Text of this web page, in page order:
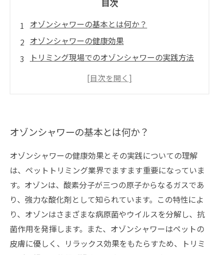
目次
オゾンシャワーの基本とは何か？
オゾンシャワーの健康効果
トリミング現場でのオゾンシャワーの実践方法
未来への展望：オゾンシャワーのさらなる可能
オゾンシャワーの基本とは何か？
オゾンシャワーの健康効果とその実践についての理解
は、ペットトリミング業界でますます重要になっていま
す。オゾンは、酸素分子が三つの原子からなるガスであ
り、強力な酸化剤として知られています。この特性によ
り、オゾンはさまざまな病原菌やウイルスを分解し、抗
菌作用を発揮します。また、オゾンシャワーはペットの
皮膚に優しく、リラックス効果をもたらすため、トリミ